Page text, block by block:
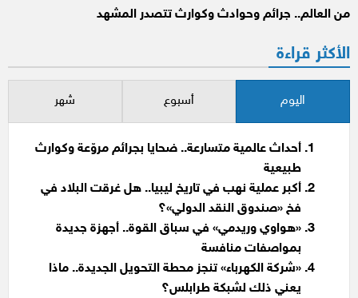
من العالم.. جرائم وحوادث وكوارث تتصدر المشهد
الأكثر قراءة
اليوم أسبوع شهر
أحداث عالمية متسارعة.. ضحايا بجرائم مروّعة وكوارث
طبيعية
أكبر عملية نهب في تاريخ ليبيا.. هل غرقت البلاد في
فخ «صندوق النقد الدولي»؟
«هواوي وريدمي» في سباق القوة.. أجهزة جديدة
بمواصفات منافسة
«شركة الكهرباء» تنجز محطة التحويل الجديدة.. ماذا
يعني ذلك لشبكة طرابلس؟